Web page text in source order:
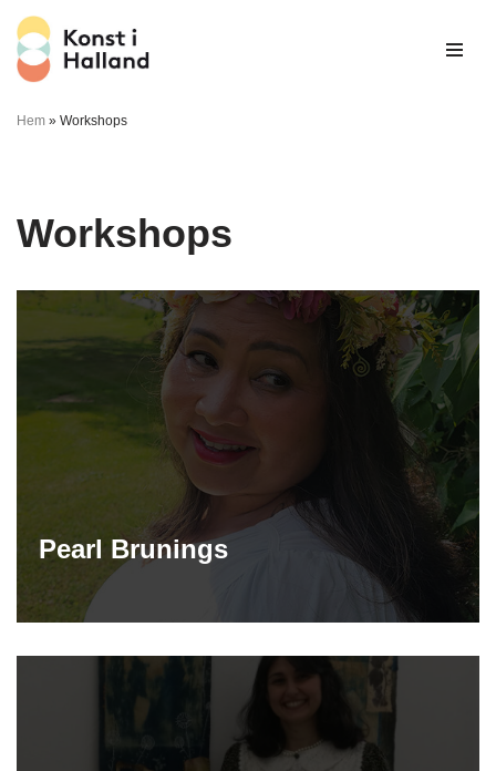
Hoppa
till
innehåll
Hem » Workshops
Workshops
Pearl Brunings